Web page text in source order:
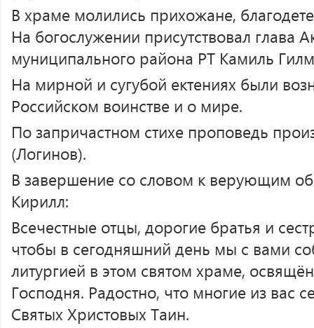
В храме молились прихожане,
На богослужении присутствовал глава
муниципального района РТ Камиль
На мирной и сугубой ектениях были
Российском воинстве и о мире.
По запричастном стихе проповедь
(Логинов).
В завершение со словом к верующим
Кирилл:
Всечестные отцы, дорогие братья и
чтобы в сегодняшний день мы с вами
литургией в этом святом храме,
Господня. Радостно, что многие из вас
Святых Христовых Таин.